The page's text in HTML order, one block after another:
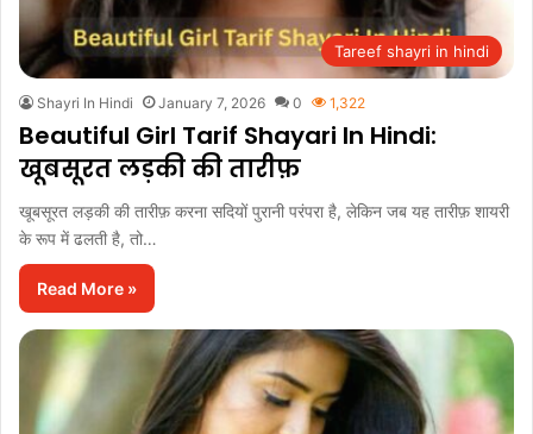
Tareef shayri in hindi
Shayri In Hindi January 7, 2026 0 1,322
Beautiful Girl Tarif Shayari In Hindi:
खूबसूरत लड़की की तारीफ़
खूबसूरत लड़की की तारीफ़ करना सदियों पुरानी परंपरा है, लेकिन जब यह तारीफ़ शायरी
के रूप में ढलती है, तो…
Read More »